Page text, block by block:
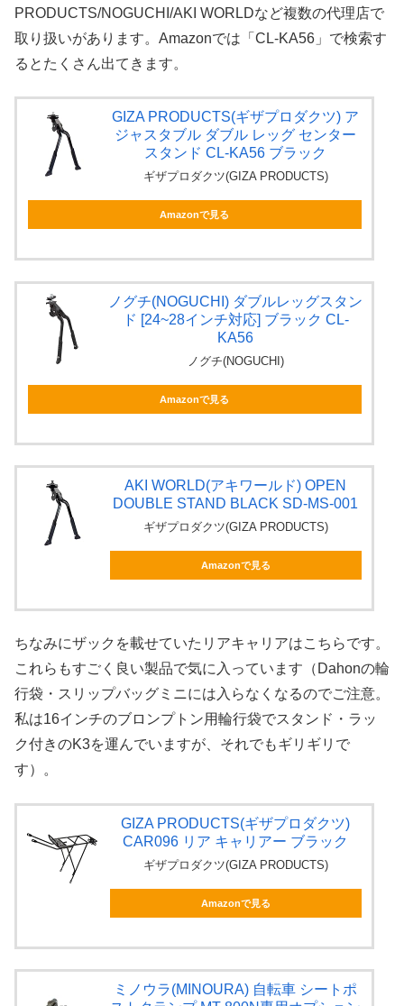
PRODUCTS/NOGUCHI/AKI WORLDなど複数の代理店で
取り扱いがあります。Amazonでは「CL-KA56」で検索す
るとたくさん出てきます。
GIZA PRODUCTS(ギザプロダクツ) ア
ジャスタブル ダブル レッグ センター
スタンド CL-KA56 ブラック
ギザプロダクツ(GIZA PRODUCTS)
Amazonで見る
ノグチ(NOGUCHI) ダブルレッグスタン
ド [24~28インチ対応] ブラック CL-
KA56
ノグチ(NOGUCHI)
Amazonで見る
AKI WORLD(アキワールド) OPEN
DOUBLE STAND BLACK SD-MS-001
ギザプロダクツ(GIZA PRODUCTS)
Amazonで見る
ちなみにザックを載せていたリアキャリアはこちらです。
これらもすごく良い製品で気に入っています（Dahonの輪
行袋・スリップバッグミニには入らなくなるのでご注意。
私は16インチのブロンプトン用輪行袋でスタンド・ラッ
ク付きのK3を運んでいますが、それでもギリギリで
す）。
GIZA PRODUCTS(ギザプロダクツ)
CAR096 リア キャリアー ブラック
ギザプロダクツ(GIZA PRODUCTS)
Amazonで見る
ミノウラ(MINOURA) 自転車 シートポ